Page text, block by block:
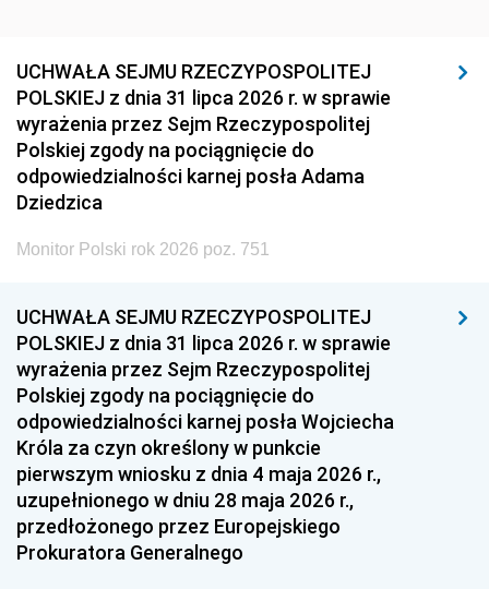
UCHWAŁA SEJMU RZECZYPOSPOLITEJ
POLSKIEJ z dnia 31 lipca 2026 r. w sprawie
wyrażenia przez Sejm Rzeczypospolitej
Polskiej zgody na pociągnięcie do
odpowiedzialności karnej posła Adama
Dziedzica
Monitor Polski rok 2026 poz. 751
UCHWAŁA SEJMU RZECZYPOSPOLITEJ
POLSKIEJ z dnia 31 lipca 2026 r. w sprawie
wyrażenia przez Sejm Rzeczypospolitej
Polskiej zgody na pociągnięcie do
odpowiedzialności karnej posła Wojciecha
Króla za czyn określony w punkcie
pierwszym wniosku z dnia 4 maja 2026 r.,
uzupełnionego w dniu 28 maja 2026 r.,
przedłożonego przez Europejskiego
Prokuratora Generalnego